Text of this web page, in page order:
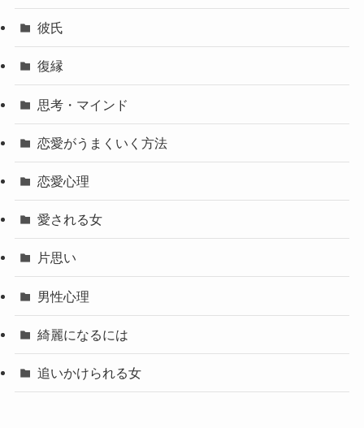
彼氏
復縁
思考・マインド
恋愛がうまくいく方法
恋愛心理
愛される女
片思い
男性心理
綺麗になるには
追いかけられる女